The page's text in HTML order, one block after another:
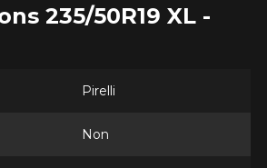
235/50R19 XL -
Pirelli
Non
concernant le